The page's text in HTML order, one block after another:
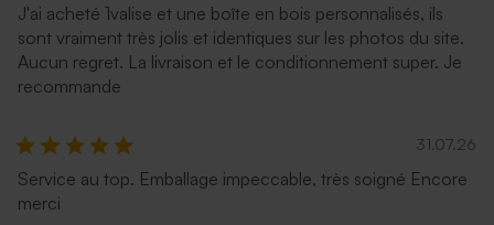
Enveloppe rose pâle
Enveloppe naissance papier
naturel mouchetée
J'ai acheté 1valise et une boîte en bois personnalisés, ils
sont vraiment très jolis et identiques sur les photos du site.
Aucun regret. La livraison et le conditionnement super. Je
recommande
31.07.26
Service au top. Emballage impeccable, très soigné Encore
merci